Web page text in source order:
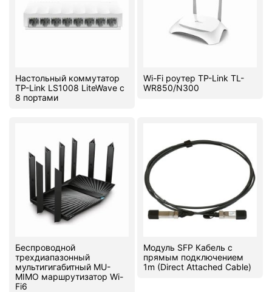
Настольный коммутатор
TP-Link LS1008 LiteWave с
8 портами
Wi-Fi роутер TP-Link TL-
WR850/N300
Беспроводной
трехдиапазонный
мультигигабитный MU-
MIMO маршрутизатор Wi-
Fi6
Модуль SFP Кабель с
прямым подключением
1m (Direct Attached Cable)